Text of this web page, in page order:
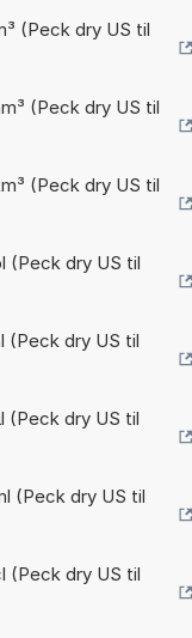
(Peck dry US til
(Peck dry US til
(Peck dry US til
(Peck dry US til
(Peck dry US til
(Peck dry US til
(Peck dry US til
(Peck dry US til